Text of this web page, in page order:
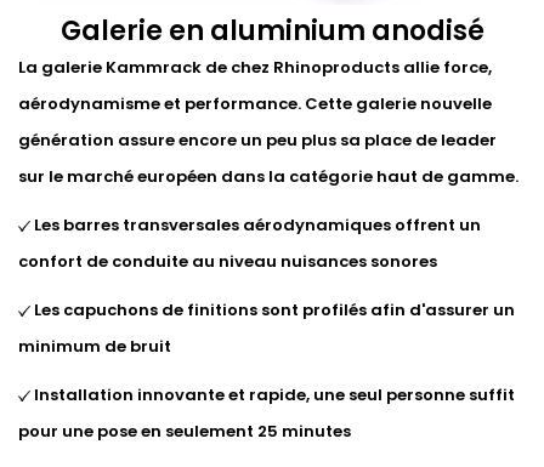
Galerie en aluminium anodisé
La galerie Kammrack de chez Rhinoproducts allie force,
aérodynamisme et performance. Cette galerie nouvelle
génération assure encore un peu plus sa place de leader
sur le marché européen dans la catégorie haut de gamme.
Les barres transversales aérodynamiques offrent un
confort de conduite au niveau nuisances sonores
Les capuchons de finitions sont profilés afin d'assurer un
minimum de bruit
Installation innovante et rapide, une seul personne suffit
pour une pose en seulement 25 minutes